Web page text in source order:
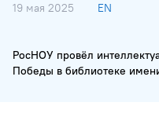
19 мая 2025 EN
РосНОУ провёл
Победы в библиотеке